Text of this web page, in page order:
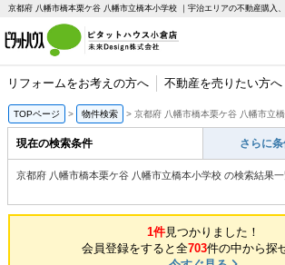
リフォームをお考えの方へ 不動産を売りたい方へ
TOPページ 物件検索 京都府 八幡市橋本栗ケ谷 八幡市立
現在の検索条件 さらに
京都府 八幡市橋本栗ケ谷 八幡市立橋本小学校 の検索結果
1件見つかりました！
会員登録をすると全703件の中から探